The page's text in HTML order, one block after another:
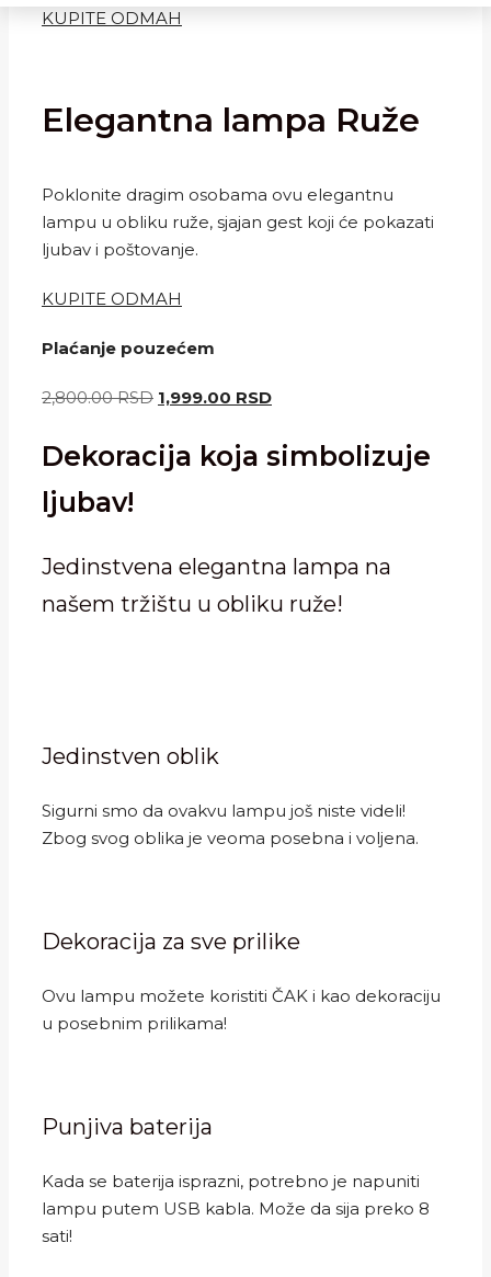
KUPITE ODMAH
Elegantna lampa Ruže
Poklonite dragim osobama ovu elegantnu
lampu u obliku ruže, sjajan gest koji će pokazati
ljubav i poštovanje.
KUPITE ODMAH
Plaćanje pouzećem
2,800.00RSD Originalna
je
bila:
1,999.00 RSDTrenutna
je:
Dekoracija koja simbolizuje
ljubav!
Jedinstvena elegantna lampa na
našem tržištu u obliku ruže!
Jedinstven oblik
Sigurni smo da ovakvu lampu još niste videli!
Zbog svog oblika je veoma posebna i voljena.
Dekoracija za sve prilike
Ovu lampu možete koristiti ČAK i kao dekoraciju
u posebnim prilikama!
Punjiva baterija
Kada se baterija isprazni, potrebno je napuniti
lampu putem USB kabla. Može da sija preko 8
sati!